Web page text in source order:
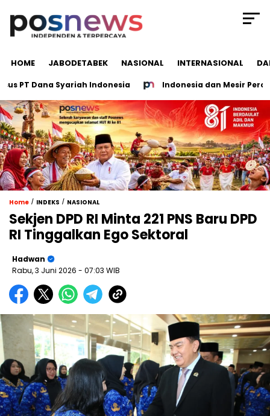
HOME JABODETABEK NASIONAL INTERNASIONAL
Dana Syariah Indonesia Indonesia dan Mesir Percepat
Home / INDEKS / NASIONAL
Sekjen DPD RI Minta 221 PNS Baru DPD
RI Tinggalkan Ego Sektoral
Hadwan
Rabu, 3 Juni 2026 - 07:03 WIB